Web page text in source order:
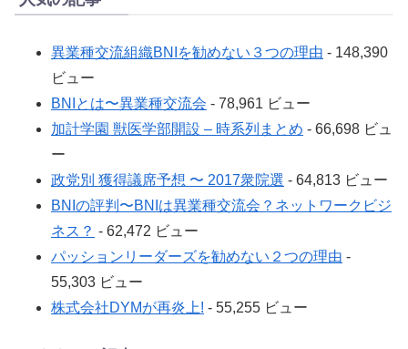
異業種交流組織BNIを勧めない３つの理由 - 148,390
ビュー
BNIとは〜異業種交流会 - 78,961 ビュー
加計学園 獣医学部開設 – 時系列まとめ - 66,698 ビュ
ー
政党別 獲得議席予想 〜 2017衆院選 - 64,813 ビュー
BNIの評判〜BNIは異業種交流会？ネットワークビジ
ネス？ - 62,472 ビュー
パッションリーダーズを勧めない２つの理由 -
55,303 ビュー
株式会社DYMが再炎上! - 55,255 ビュー